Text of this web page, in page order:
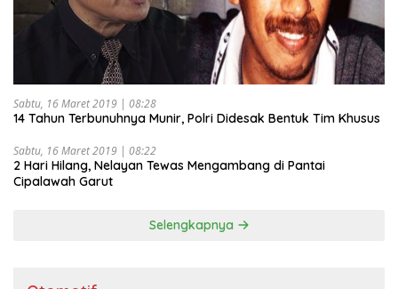
Sabtu, 16 Maret 2019 | 08:28
14 Tahun Terbunuhnya Munir, Polri Didesak Bentuk Tim Khusus
Sabtu, 16 Maret 2019 | 08:22
2 Hari Hilang, Nelayan Tewas Mengambang di Pantai
Cipalawah Garut
Selengkapnya